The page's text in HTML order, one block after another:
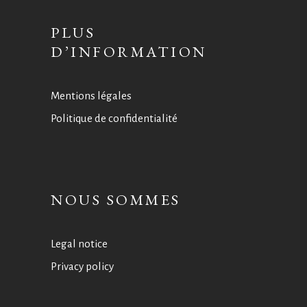
PLUS
D’INFORMATION
Mentions légales
Politique de confidentialité
NOUS SOMMES
Legal notice
Privacy policy